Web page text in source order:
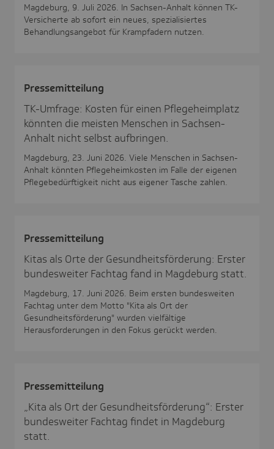
Magdeburg, 9. Juli 2026. In Sachsen-Anhalt können TK-
Versicherte ab sofort ein neues, spezialisiertes
Behandlungsangebot für Krampfadern nutzen.
Pres­se­mit­tei­lung
TK-Umfrage: Kosten für einen Pflegeheimplatz
könnten die meisten Menschen in Sachsen-
Anhalt nicht selbst aufbringen.
Magdeburg, 23. Juni 2026. Viele Menschen in Sachsen-
Anhalt könnten Pflegeheimkosten im Falle der eigenen
Pflegebedürftigkeit nicht aus eigener Tasche zahlen.
Pres­se­mit­tei­lung
Kitas als Orte der Gesundheitsförderung: Erster
bundesweiter Fachtag fand in Magdeburg statt.
Magdeburg, 17. Juni 2026. Beim ersten bundesweiten
Fachtag unter dem Motto "Kita als Ort der
Gesundheitsförderung" wurden vielfältige
Herausforderungen in den Fokus gerückt werden.
Pres­se­mit­tei­lung
„Kita als Ort der Gesundheitsförderung“: Erster
bundesweiter Fachtag findet in Magdeburg
statt.